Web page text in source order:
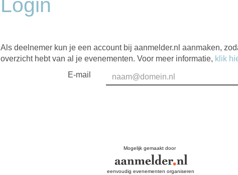
Login
Als deelnemer kun je een account bij aanmelder.nl aanmaken,
overzicht hebt van al je evenementen. Voor meer informatie, klik
E-mail
Mogelijk gemaakt door
eenvoudig evenementen organiseren